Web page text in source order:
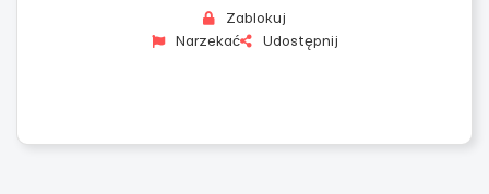
Zablokuj
Narzekać
Udostępnij